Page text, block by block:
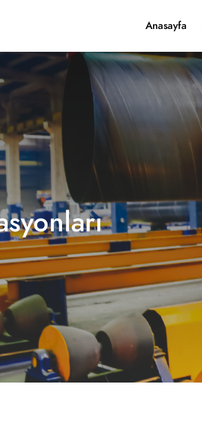
Anasayfa